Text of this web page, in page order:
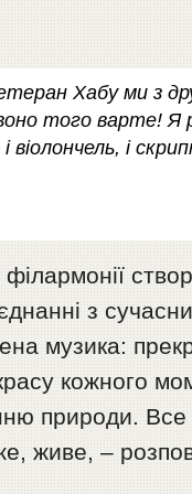
Хабу ми з
того варте! Я
віолончель, і
з
музика:
кожного
природи. Все
живе, –